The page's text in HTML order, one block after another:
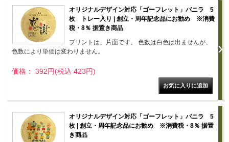
オリジナルデザイン対応「ゴーフレット」バニラ 5
枚 トレー入り | 創立・周年記念品にお勧め ※消費
税・8％ 据置き商品
プリントは、片面です。 色数は白色は出ませんが、
色数により単価は変わりません。
価格： 392円(税込 423円)
オリジナルデザイン対応「ゴーフレット」バニラ 5
枚 | 創立・周年記念品にお勧め ※消費税・8％ 据置
き商品